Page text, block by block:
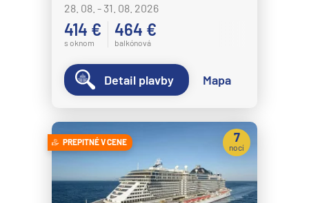
28. 08. - 31. 08. 2026
414 €
s oknom
464 €
balkónová
Detail plavby Mapa
PREPITNÉ V CENE 7
nocí